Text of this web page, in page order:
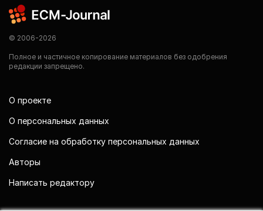
© 2006-2026
Полное и частичное копирование материалов без одобрения
редакции запрещено.
О проекте
О персональных данных
Согласие на обработку персональных данных
Авторы
Написать редактору